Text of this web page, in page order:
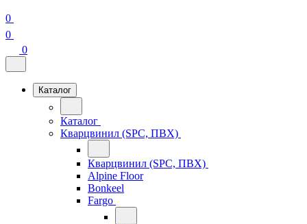
0
0
0
Каталог
Каталог
Кварцвинил (SPC, ПВХ)
Кварцвинил (SPC, ПВХ)
Alpine Floor
Bonkeel
Fargo